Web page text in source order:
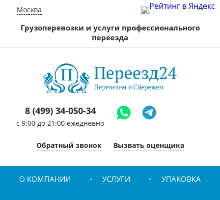
Москва
Грузоперевозки и услуги профессионального
переезда
8 (499) 34-050-34
c 9:00 до 21:00 ежедневно
Обратный звонок Вызвать оценщика
О КОМПАНИИ УСЛУГИ УПАКОВКА